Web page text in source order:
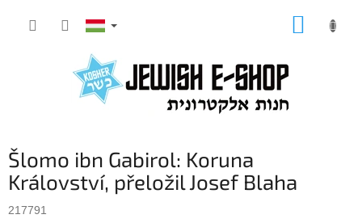
KOSÁR
Šlomo ibn Gabirol: Koruna
Království, přeložil Josef Blaha
217791